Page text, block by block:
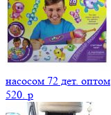
насосом 72 дет. оптом
520. p